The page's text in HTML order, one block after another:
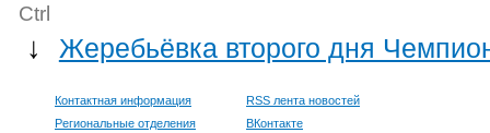
Ctrl
↓ Жеребьёвка второго дня
Контактная информация
Региональные отделения
RSS лента новостей
ВКонтакте